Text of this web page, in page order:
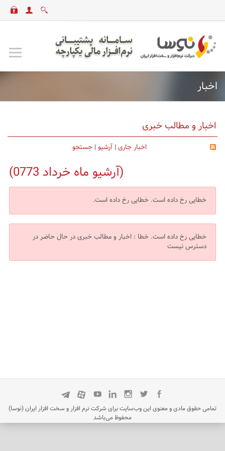
اخبار
اخبار و مطالب خبری
اخبار جاری | آرشیو | جستجو
(آرشیو ماه خرداد 0773)
خطایی رخ داده است. خطایی رخ داده است.
خطایی رخ داده است. خطا : اخبار و مطالب خبری در حال حاضر در
دسترس نیست
تمامی حقوق مادی و معنوی این وب‌سایت برای شرکت نرم افزار و سخت افزار ایران (نوسا)
محفوظ می‌باشد